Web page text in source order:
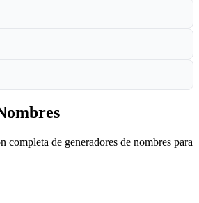
completa de generadores de nombres para